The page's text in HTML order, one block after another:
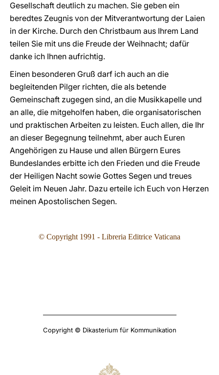
Gesellschaft deutlich zu machen. Sie geben ein
beredtes Zeugnis von der Mitverantwortung der Laien
in der Kirche. Durch den Christbaum aus Ihrem Land
teilen Sie mit uns die Freude der Weihnacht; dafür
danke ich Ihnen aufrichtig.
Einen besonderen Gruß darf ich auch an die
begleitenden Pilger richten, die als betende
Gemeinschaft zugegen sind, an die Musikkapelle und
an alle, die mitgeholfen haben, die organisatorischen
und praktischen Arbeiten zu leisten. Euch allen, die Ihr
an dieser Begegnung teilnehmt, aber auch Euren
Angehörigen zu Hause und allen Bürgern Eures
Bundeslandes erbitte ich den Frieden und die Freude
der Heiligen Nacht sowie Gottes Segen und treues
Geleit im Neuen Jahr. Dazu erteile ich Euch von Herzen
meinen Apostolischen Segen.
© Copyright 1991 - Libreria Editrice Vaticana
Copyright © Dikasterium für Kommunikation